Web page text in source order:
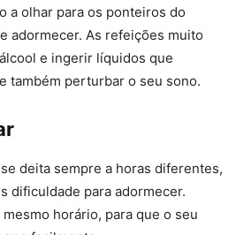
a olhar para os ponteiros do
adormecer. As refeições muito
e ingerir líquidos que
também perturbar o seu sono.
deita sempre a horas diferentes,
dificuldade para adormecer.
horário, para que o seu